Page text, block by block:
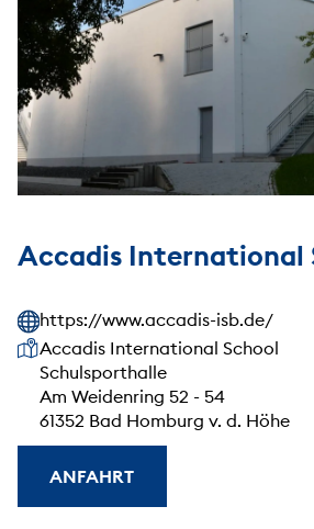
Accadis International
https://www.accadis-isb.de/
Unsere Anschrift
Accadis International School
Schulsporthalle
Am Weidenring 52 - 54
61352 Bad Homburg v. d. Höhe
ANFAHRT